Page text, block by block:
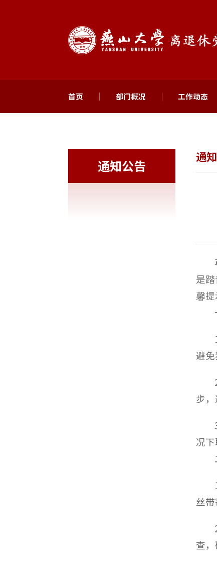
首页 部门概况 工作动态
通知公告
通
是
馨提
避
步
况下
丝
查